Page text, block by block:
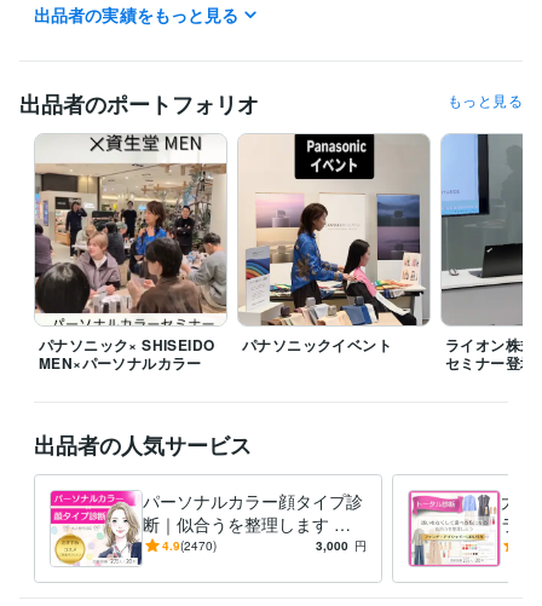
★1,000円OFF実施中★ココナラ新規登録
これまでの2万名以上20年の診断経験を活かし、
対面診断以上に、ご満足とご理解を頂けるよう、お一人お一人の専用解
説をお渡し致します。
お陰様で、ココナラでは7070件を超えるご予約を頂き、たくさんのご紹
介を頂いております。正確な診断を心掛け美しくみせる為には、実際ど
うすればよいのかを分かりやすく解説致します。
高評価を頂いておりますので、是非口コミをご覧ください✨✨✨
お待ちしております✨
経験職種
ライフスタイル・その他 / 講師・インストラクター 経験年数 : 17年
職歴
大手外資系化粧品会社 2008年8月 ~ 2009年2月
デックカラー＆デザイン株式会社（大日本インキ化学工業株式会社10
0％出資） 2006年9月 ~ 2008年4月
大手国内航空会社 1997年3月 ~ 2005年2月
受賞歴
出品者の実績をもっと見る
出品者のポートフォリオ もっと見る
パナソニック× SHISEIDO
MEN×パーソナルカラー
パナソニックイベント
ライオン株
セミナー登壇
出品者の人気サービス
パーソナルカラー顔タイプ診
断｜似合うを整理します 大
人世代のための｜女性誌特集
ルテ
4.9(2470) 3,000 円
大人
ラー
女
底